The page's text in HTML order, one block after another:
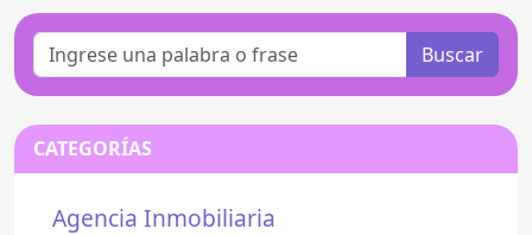
Buscar
CATEGORÍAS
Agencia Inmobiliaria